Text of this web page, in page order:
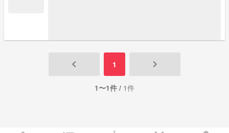
keyboard_arrow_left 1 keyboard_arrow_right
1〜1件 / 1件